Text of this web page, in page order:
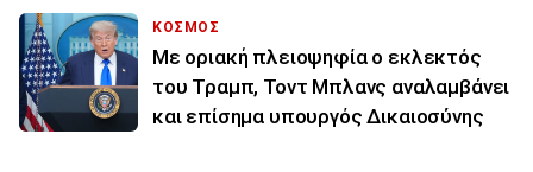
ΚΟΣΜΟΣ
Με οριακή πλειοψηφία ο εκλεκτός
του Τραμπ, Τοντ Μπλανς αναλαμβάνει
και επίσημα υπουργός Δικαιοσύνης